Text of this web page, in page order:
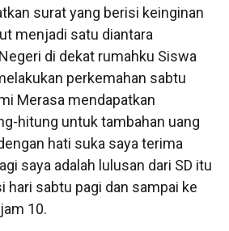
surat yang berisi keinginan
menjadi satu diantara
di dekat rumahku Siswa
perkemahan sabtu
Merasa mendapatkan
hitung untuk tambahan uang
hati suka saya terima
saya adalah lulusan dari SD itu
hari sabtu pagi dan sampai ke
10.